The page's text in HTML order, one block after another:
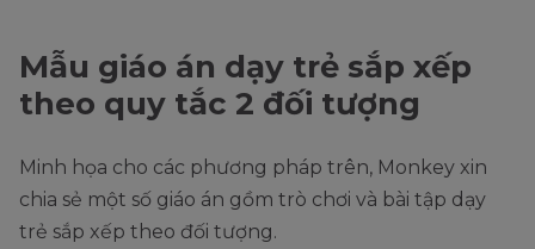
Mẫu giáo án dạy trẻ sắp xếp
theo quy tắc 2 đối tượng
Minh họa cho các phương pháp trên, Monkey xin
chia sẻ một số giáo án gồm trò chơi và bài tập dạy
trẻ sắp xếp theo đối tượng.